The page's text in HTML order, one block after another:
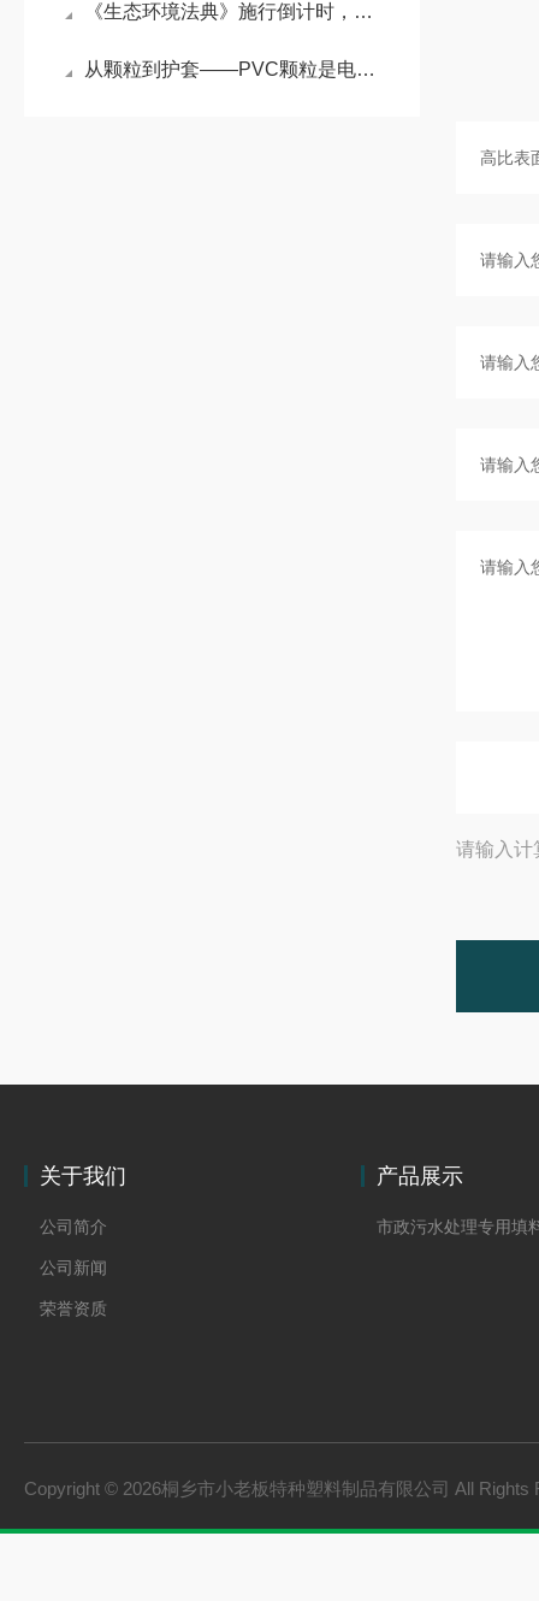
《生态环境法典》施行倒计时，PVC改性材料企业如何应对？
从颗粒到护套——PVC颗粒是电缆的第一道防线
请输入计
关于我们
公司简介
公司新闻
荣誉资质
产品展示
市政污水处理专用填
Copyright © 2026桐乡市小老板特种塑料制品有限公司 All